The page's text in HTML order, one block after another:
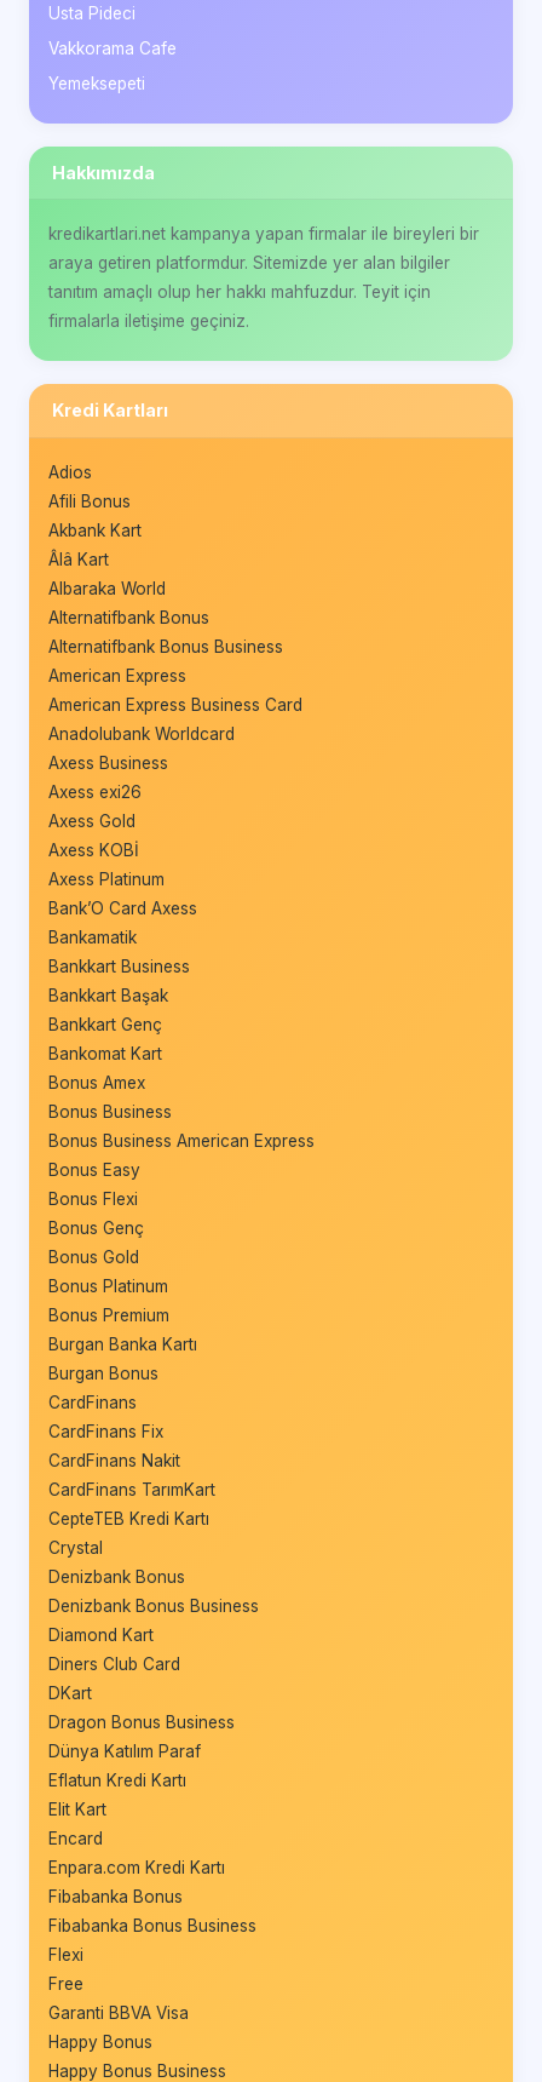
Usta Pideci
Vakkorama Cafe
Yemeksepeti
Hakkımızda
kredikartlari.net kampanya yapan firmalar ile bireyleri bir
araya getiren platformdur. Sitemizde yer alan bilgiler
tanıtım amaçlı olup her hakkı mahfuzdur. Teyit için
firmalarla iletişime geçiniz.
Kredi Kartları
Adios
Afili Bonus
Akbank Kart
Âlâ Kart
Albaraka World
Alternatifbank Bonus
Alternatifbank Bonus Business
American Express
American Express Business Card
Anadolubank Worldcard
Axess Business
Axess exi26
Axess Gold
Axess KOBİ
Axess Platinum
Bank’O Card Axess
Bankamatik
Bankkart Business
Bankkart Başak
Bankkart Genç
Bankomat Kart
Bonus Amex
Bonus Business
Bonus Business American Express
Bonus Easy
Bonus Flexi
Bonus Genç
Bonus Gold
Bonus Platinum
Bonus Premium
Burgan Banka Kartı
Burgan Bonus
CardFinans
CardFinans Fix
CardFinans Nakit
CardFinans TarımKart
CepteTEB Kredi Kartı
Crystal
Denizbank Bonus
Denizbank Bonus Business
Diamond Kart
Diners Club Card
DKart
Dragon Bonus Business
Dünya Katılım Paraf
Eflatun Kredi Kartı
Elit Kart
Encard
Enpara.com Kredi Kartı
Fibabanka Bonus
Fibabanka Bonus Business
Flexi
Free
Garanti BBVA Visa
Happy Bonus
Happy Bonus Business